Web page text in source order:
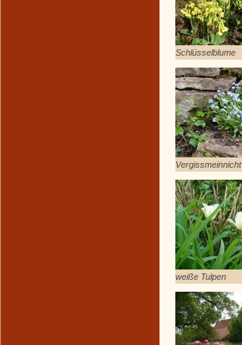
Schlüsselblume
Vergissmeinnicht
weiße Tulpen